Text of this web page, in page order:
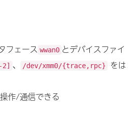
フェース wwan0 とデバイスファイ
2] 、 /dev/xmm0/{trace,rpc}
をは
作/通信できる